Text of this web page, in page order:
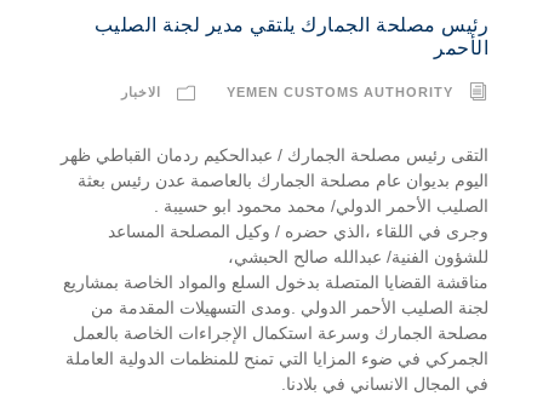
رئيس مصلحة الجمارك يلتقي مدير لجنة الصليب
الأحمر
YEMEN CUSTOMS AUTHORITY الاخبار
التقى رئيس مصلحة الجمارك / عبدالحكيم ردمان القباطي ظهر
اليوم بديوان عام مصلحة الجمارك بالعاصمة عدن رئيس بعثة
الصليب الأحمر الدولي/ محمد محمود ابو حسيبة .
وجرى في اللقاء ،الذي حضره / وكيل المصلحة المساعد
للشؤون الفنية/ عبدالله صالح الحبشي،
مناقشة القضايا المتصلة بدخول السلع والمواد الخاصة بمشاريع
لجنة الصليب الأحمر الدولي .ومدى التسهيلات المقدمة من
مصلحة الجمارك وسرعة استكمال الإجراءات الخاصة بالعمل
الجمركي في ضوء المزايا التي تمنح للمنظمات الدولية العاملة
في المجال الانساني في بلادنا.